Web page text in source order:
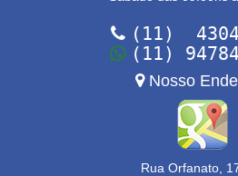
(11)
(11)
Nosso
Rua Orfanato,